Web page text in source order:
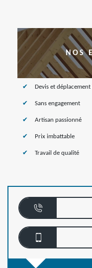
NOS
Devis et
Sans engagement
Artisan passionné
Prix imbattable
Travail de qualité